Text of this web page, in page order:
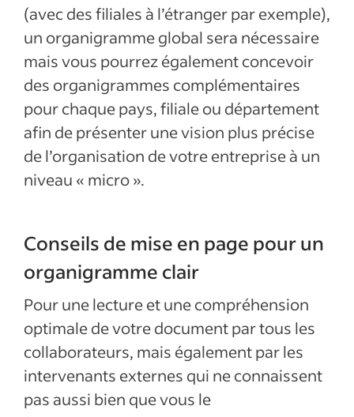
(avec des filiales à l’étranger par exemple),
un organigramme global sera nécessaire
mais vous pourrez également concevoir
des organigrammes complémentaires
pour chaque pays, filiale ou département
afin de présenter une vision plus précise
de l’organisation de votre entreprise à un
niveau « micro ».
Conseils de mise en page pour un
organigramme clair
Pour une lecture et une compréhension
optimale de votre document par tous les
collaborateurs, mais également par les
intervenants externes qui ne connaissent
pas aussi bien que vous le